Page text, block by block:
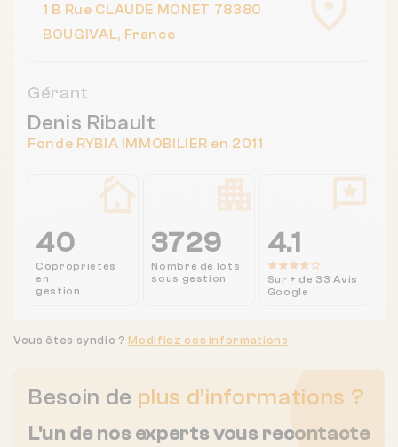
1 B Rue CLAUDE MONET 78380
BOUGIVAL, France
Gérant
Denis Ribault
Fonde RYBIA IMMOBILIER en 2011
40
Copropriétés
en
gestion
3729
Nombre de lots
sous gestion
4.1
Sur + de 33 Avis
Google
Besoin de plus d'informations ?
L'un de nos experts vous recontacte
Vous êtes syndic ? Modifiez ces informations